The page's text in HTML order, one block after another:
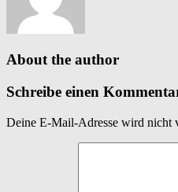
About the author
Schreibe einen
Deine E-Mail-Adresse wird nicht